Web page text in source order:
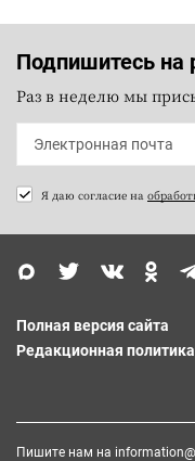
Подпишитесь на
Раз в неделю мы
Я даю согласие на
Полная версия сайта
Редакционная политика
Пишите нам на